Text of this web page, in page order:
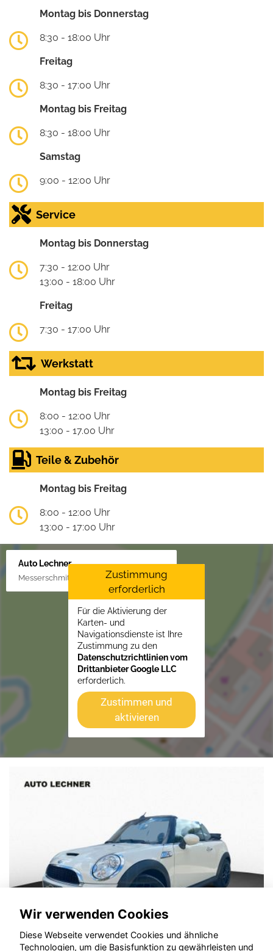
Montag bis Donnerstag
8:30 - 18:00 Uhr
Freitag
8:30 - 17:00 Uhr
Montag bis Freitag
8:30 - 18:00 Uhr
Samstag
9:00 - 12:00 Uhr
Service
Montag bis Donnerstag
7:30 - 12:00 Uhr
13:00 - 18:00 Uhr
Freitag
7:30 - 17:00 Uhr
Werkstatt
Montag bis Freitag
8:00 - 12:00 Uhr
13:00 - 17.00 Uhr
Teile & Zubehör
Montag bis Freitag
8:00 - 12:00 Uhr
13:00 - 17:00 Uhr
Auto Lechner
Messerschmittstr. 4, 86453 Dasing/Lindl
Zustimmung
erforderlich
Für die Aktivierung der
Karten- und
Navigationsdienste ist Ihre
Zustimmung zu den
Datenschutzrichtlinien vom
Drittanbieter Google LLC
erforderlich.
Zustimmen und
aktivieren
Wir verwenden Cookies
Diese Webseite verwendet Cookies und ähnliche
Technologien, um die Basisfunktion zu gewährleisten und